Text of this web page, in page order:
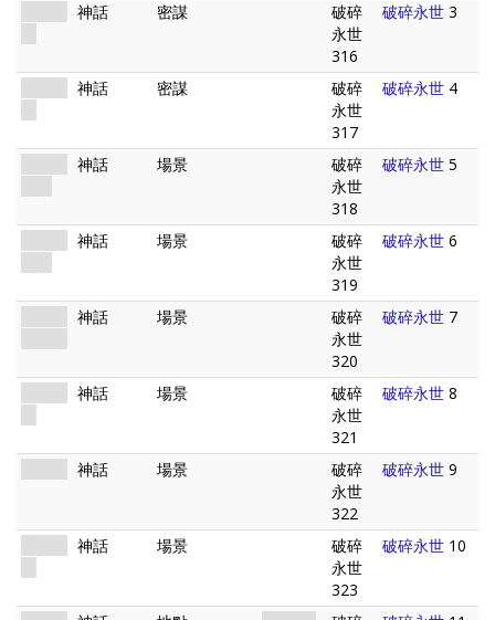
神話 密謀
破碎
永世
316
破碎永世 3
神話 密謀
破碎
永世
317
破碎永世 4
神話 場景
破碎
永世
318
破碎永世 5
神話 場景
破碎
永世
319
破碎永世 6
神話 場景
破碎
永世
320
破碎永世 7
神話 場景
破碎
永世
321
破碎永世 8
神話 場景
破碎
永世
322
破碎永世 9
神話 場景
破碎
永世
323
破碎永世 10